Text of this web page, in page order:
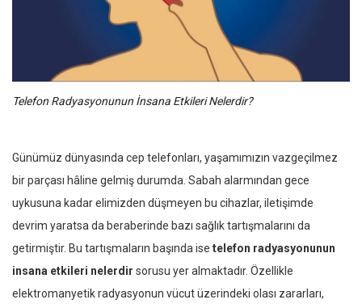
Telefon Radyasyonunun İnsana Etkileri Nelerdir?
Günümüz dünyasında cep telefonları, yaşamımızın vazgeçilmez
bir parçası hâline gelmiş durumda. Sabah alarmından gece
uykusuna kadar elimizden düşmeyen bu cihazlar, iletişimde
devrim yaratsa da beraberinde bazı sağlık tartışmalarını da
getirmiştir. Bu tartışmaların başında ise telefon radyasyonunun
insana etkileri nelerdir sorusu yer almaktadır. Özellikle
elektromanyetik radyasyonun vücut üzerindeki olası zararları,